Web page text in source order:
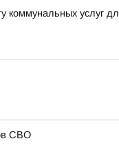
услуг
СВО